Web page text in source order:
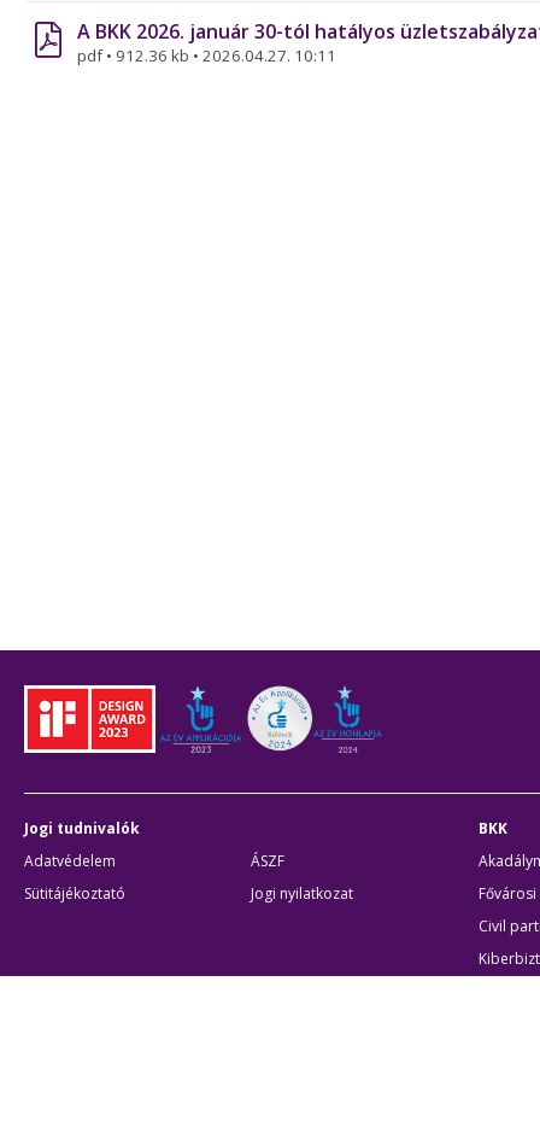
A BKK 2026. január 30-tól hatályos
pdf• 912.36 kb • 2026.04.27. 10:11
Jogi tudnivalók
Adatvédelem
ÁSZF
Sütitájékoztató
Jogi nyilatkozat
BKK
Civil